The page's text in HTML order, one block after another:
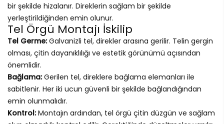
bir şekilde hizalanır. Direklerin sağlam bir şekilde
yerleştirildiğinden emin olunur.
Tel Örgü Montajı İskilip
Tel Germe:Galvanizli tel, direkler arasına gerilir. Telin gergin
olması, çitin dayanıklılığı ve estetik görünümü açısından
önemlidir.
Bağlama:Gerilen tel, direklere bağlama elemanları ile
sabitlenir. Her iki ucun güvenli bir şekilde bağlandığından
emin olunmalıdır.
Kontrol:Montajın ardından, tel örgü çitin düzgün ve sağlam